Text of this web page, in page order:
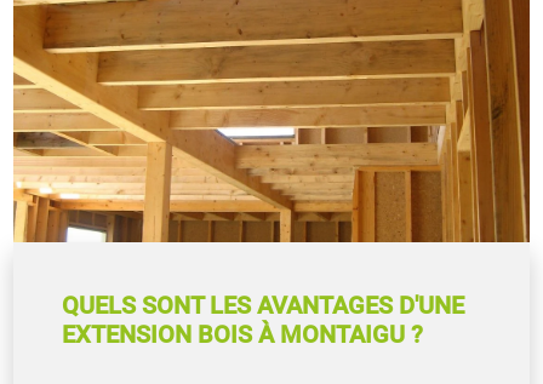
QUELS SONT LES AVANTAGES D'UNE
EXTENSION BOIS À MONTAIGU ?